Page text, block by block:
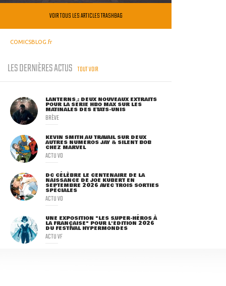
VOIR TOUS LES ARTICLES TRASHBAG
COMICSBLOG.fr
LES DERNIÈRES ACTUS TOUT VOIR
LANTERNS : DEUX NOUVEAUX EXTRAITS
POUR LA SÉRIE HBO MAX SUR LES
MATINALES DES ETATS-UNIS
BRÈVE
KEVIN SMITH AU TRAVAIL SUR DEUX
AUTRES NUMÉROS JAY & SILENT BOB
CHEZ MARVEL
ACTU VO
DC CÉLÈBRE LE CENTENAIRE DE LA
NAISSANCE DE JOE KUBERT EN
SEPTEMBRE 2026 AVEC TROIS SORTIES
SPÉCIALES
ACTU VO
UNE EXPOSITION "LES SUPER-HÉROS À
LA FRANÇAISE" POUR L'ÉDITION 2026
DU FESTIVAL HYPERMONDES
ACTU VF